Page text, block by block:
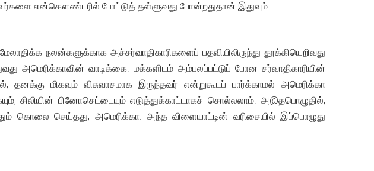
அவர்களை என்கௌண்டரில் போட்டுத் தள்ளுவது போன்றதுதான் இதுவும்.
நலன்களுக்காக அச்சர்வாதிகாரிகளைப் பதவியிலிருந்து தூக்கியெறிவது
அமெரிக்காவின் வாடிக்கை. மக்களிடம் அம்பலப்பட்டுப் போன சர்வாதிகாரியின்
மிகவும் விசுவாசமாக இருந்தவர் என்றுகூடப் பார்க்காமல் அமெரிக்கா
சிலியின் பினோசெட்டையும் எடுத்துக்காட்டாகச் சொல்லலாம். அ@தபொழுதில்,
கொலை செய்தது, அமெரிக்கா. அந்த விளையாட்டின் வரிசையில் இப்பொழுது